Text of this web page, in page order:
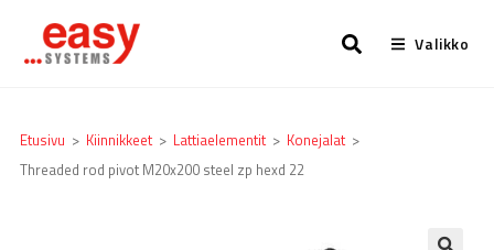
Valikko
Etusivu > Kiinnikkeet > Lattia­elementit > Konejalat >
Threaded rod pivot M20x200 steel zp hexd 22